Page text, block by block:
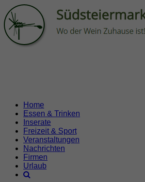
Home
Essen & Trinken
Inserate
Freizeit & Sport
Veranstaltungen
Nachrichten
Firmen
Urlaub